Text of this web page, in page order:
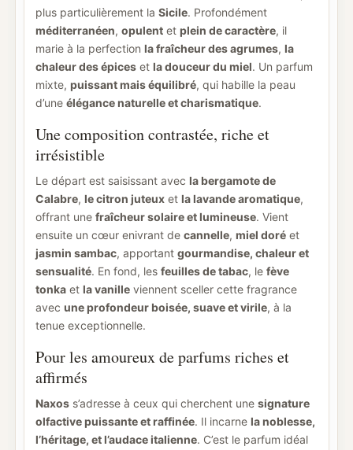
plus particulièrement la Sicile. Profondément
méditerranéen, opulent et plein de caractère, il
marie à la perfection la fraîcheur des agrumes, la
chaleur des épices et la douceur du miel. Un parfum
mixte, puissant mais équilibré, qui habille la peau
d’une élégance naturelle et charismatique.
Une composition contrastée, riche et
irrésistible
Le départ est saisissant avec la bergamote de
Calabre, le citron juteux et la lavande aromatique,
offrant une fraîcheur solaire et lumineuse. Vient
ensuite un cœur enivrant de cannelle, miel doré et
jasmin sambac, apportant gourmandise, chaleur et
sensualité. En fond, les feuilles de tabac, le fève
tonka et la vanille viennent sceller cette fragrance
avec une profondeur boisée, suave et virile, à la
tenue exceptionnelle.
Pour les amoureux de parfums riches et
affirmés
Naxos s’adresse à ceux qui cherchent une signature
olfactive puissante et raffinée. Il incarne la noblesse,
l’héritage, et l’audace italienne. C’est le parfum idéal